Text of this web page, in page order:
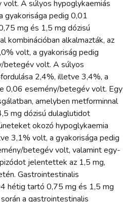
A súlyos hypoglykaemiás
gyakorisága pedig 0,01
mg és 1,5 mg dózisú
kombinációban alkalmazták, az
volt, a gyakoriság pedig
volt. A súlyos
2,4%, illetve 3,4%, a
0,06 esemény/betegév volt. Egy
amelyben metforminnal
mg dózisú dulaglutidot
okozó hypoglykaemia
3,1% volt, a gyakorisága pedig
betegév volt, valamint egy-
jelentettek az 1,5 mg,
Gastrointestinalis
hétig tartó 0,75 mg és 1,5 mg
a gastrointestinalis